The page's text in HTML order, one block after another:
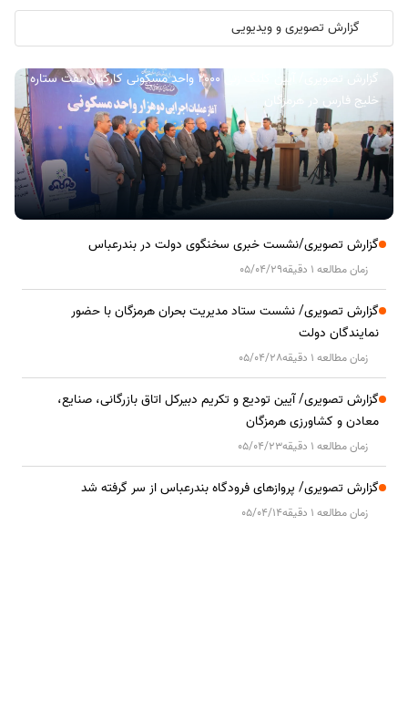
گزارش تصویری و ویدیویی
گزارش تصویری/ آیین کلنگ زنی ۲۰۰۰ واحد مسکونی کارکنان نفت ستاره
خلیج فارس در هرمزگان
گزارش تصویری/نشست خبری سخنگوی دولت در بندرعباس
زمان مطالعه 1 دقیقه 05/04/29
گزارش تصویری/ نشست ستاد مدیریت بحران هرمزگان با حضور
نمایندگان دولت
زمان مطالعه 1 دقیقه 05/04/28
گزارش تصویری/ آیین تودیع و تکریم دبیرکل اتاق بازرگانی، صنایع،
معادن و کشاورزی هرمزگان
زمان مطالعه 1 دقیقه 05/04/23
گزارش تصویری/ پروازهای فرودگاه بندرعباس از سر گرفته شد
زمان مطالعه 1 دقیقه 05/04/14